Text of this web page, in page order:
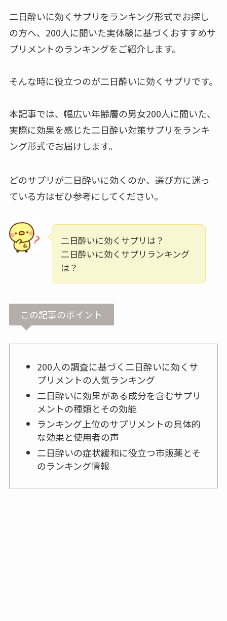
二日酔いに効くサプリをランキング形式でお探し
の方へ、200人に聞いた実体験に基づくおすすめサ
プリメントのランキングをご紹介します。
そんな時に役立つのが二日酔いに効くサプリです。
本記事では、幅広い年齢層の男女200人に聞いた、
実際に効果を感じた二日酔い対策サプリをランキ
ング形式でお届けします。
どのサプリが二日酔いに効くのか、選び方に迷っ
ている方はぜひ参考にしてください。
二日酔いに効くサプリは？
二日酔いに効くサプリランキング
は？
この記事のポイント
200人の調査に基づく二日酔いに効くサ
プリメントの人気ランキング
二日酔いに効果がある成分を含むサプリ
メントの種類とその効能
ランキング上位のサプリメントの具体的
な効果と使用者の声
二日酔いの症状緩和に役立つ市販薬とそ
のランキング情報